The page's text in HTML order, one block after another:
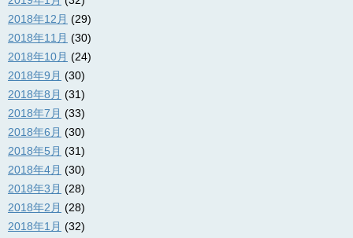
2018年12月 (29)
2018年11月 (30)
2018年10月 (24)
2018年9月 (30)
2018年8月 (31)
2018年7月 (33)
2018年6月 (30)
2018年5月 (31)
2018年4月 (30)
2018年3月 (28)
2018年2月 (28)
2018年1月 (32)